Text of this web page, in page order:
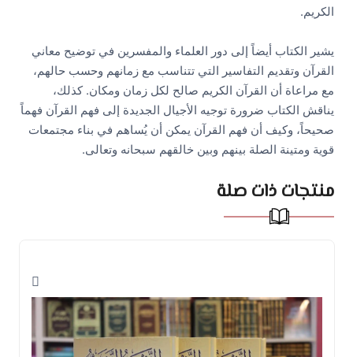
الكريم.
يشير الكتاب أيضاً إلى دور العلماء والمفسرين في توضيح معاني
القرآن وتقديم التفاسير التي تتناسب مع زمانهم وحسب حالهم،
مع مراعاة أن القرآن الكريم صالح لكل زمان ومكان. كذلك،
يناقش الكتاب ضرورة توجيه الأجيال الجديدة إلى فهم القرآن فهماً
صحيحاً، وكيف أن فهم القرآن يمكن أن يُساهم في بناء مجتمعات
قوية ومتينة الصلة بينهم وبين خالقهم سبحانه وتعالى.
منتجات ذات صلة